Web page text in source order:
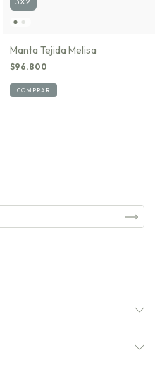
Manta Tejida Melisa
$96.800
COMPRAR